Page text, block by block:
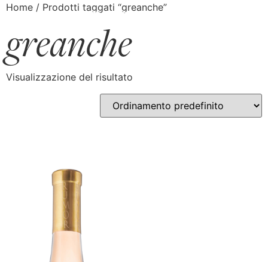
Home / Prodotti taggati “greanche”
greanche
Visualizzazione del risultato